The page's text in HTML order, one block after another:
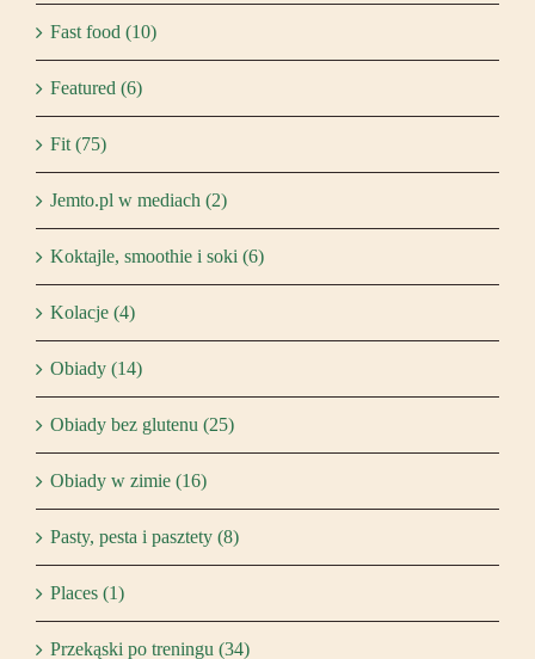
Fast food (10)
Featured (6)
Fit (75)
Jemto.pl w mediach (2)
Koktajle, smoothie i soki (6)
Kolacje (4)
Obiady (14)
Obiady bez glutenu (25)
Obiady w zimie (16)
Pasty, pesta i pasztety (8)
Places (1)
Przekąski po treningu (34)